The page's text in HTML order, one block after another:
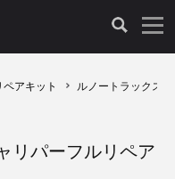
アキット ルノートラックス
リパーフルリペア